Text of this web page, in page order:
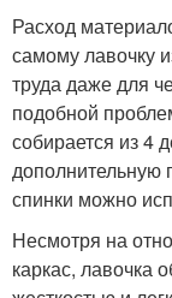
Расход
самому лавочку
труда даже для
подобной
собирается из 4
дополнительную
спинки можно
Несмотря на
каркас, лавочка